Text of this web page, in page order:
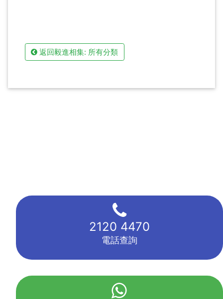
返回毅進相集: 所有分類
2120 4470
電話查詢